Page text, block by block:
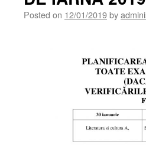
Posted on 12/01/2019by